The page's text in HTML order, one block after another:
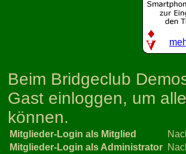
Beim Bridgeclub
Gast einloggen, um
können.
Mitglieder-Login als Mitglied
Mitglieder-Login als Administrator